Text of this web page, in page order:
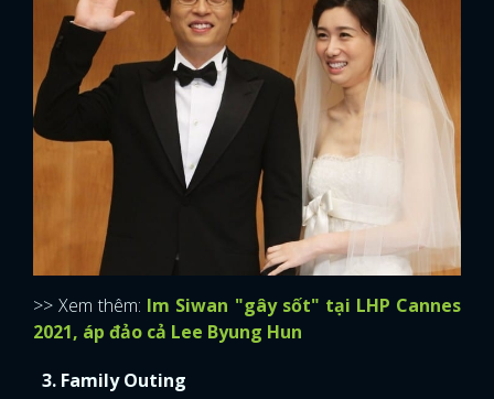
>> Xem thêm: Im Siwan "gây sốt" tại LHP Cannes
2021, áp đảo cả Lee Byung Hun
3. Family Outing